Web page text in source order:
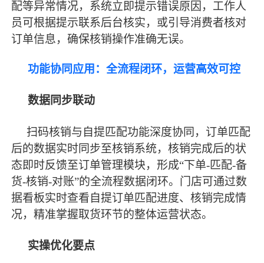
配等异常情况，系统立即提示错误原因，工作人
员可根据提示联系后台核实，或引导消费者核对
订单信息，确保核销操作准确无误。
功能协同应用：全流程闭环，运营高效可控
数据同步联动
扫码核销与自提匹配功能深度协同，订单匹配
后的数据实时同步至核销系统，核销完成后的状
态即时反馈至订单管理模块，形成“下单-匹配-备
货-核销-对账”的全流程数据闭环。门店可通过数
据看板实时查看自提订单匹配进度、核销完成情
况，精准掌握取货环节的整体运营状态。
实操优化要点